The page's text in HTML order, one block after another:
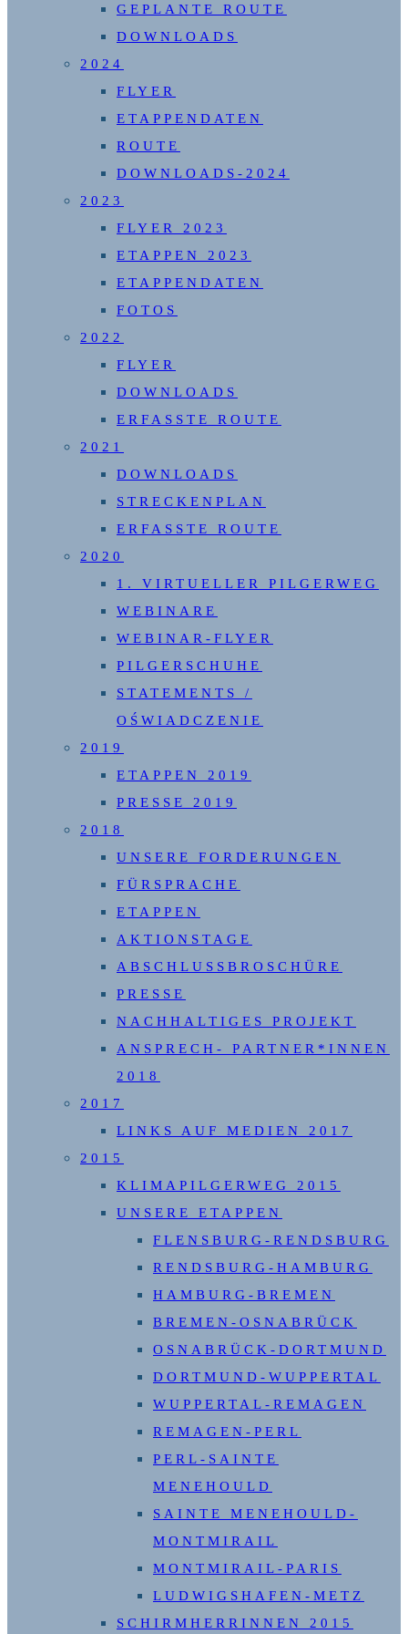
GEPLANTE ROUTE
DOWNLOADS
2024
FLYER
ETAPPENDATEN
ROUTE
DOWNLOADS-2024
2023
FLYER 2023
ETAPPEN 2023
ETAPPENDATEN
FOTOS
2022
FLYER
DOWNLOADS
ERFASSTE ROUTE
2021
DOWNLOADS
STRECKENPLAN
ERFASSTE ROUTE
2020
1. VIRTUELLER PILGERWEG
WEBINARE
WEBINAR-FLYER
PILGERSCHUHE
STATEMENTS /
OŚWIADCZENIE
2019
ETAPPEN 2019
PRESSE 2019
2018
UNSERE FORDERUNGEN
FÜRSPRACHE
ETAPPEN
AKTIONSTAGE
ABSCHLUSSBROSCHÜRE
PRESSE
NACHHALTIGES PROJEKT
ANSPRECH- PARTNER*INNEN
2018
2017
LINKS AUF MEDIEN 2017
2015
KLIMAPILGERWEG 2015
UNSERE ETAPPEN
FLENSBURG-RENDSBURG
RENDSBURG-HAMBURG
HAMBURG-BREMEN
BREMEN-OSNABRÜCK
OSNABRÜCK-DORTMUND
DORTMUND-WUPPERTAL
WUPPERTAL-REMAGEN
REMAGEN-PERL
PERL-SAINTE
MENEHOULD
SAINTE MENEHOULD-
MONTMIRAIL
MONTMIRAIL-PARIS
LUDWIGSHAFEN-METZ
SCHIRMHERRINNEN 2015